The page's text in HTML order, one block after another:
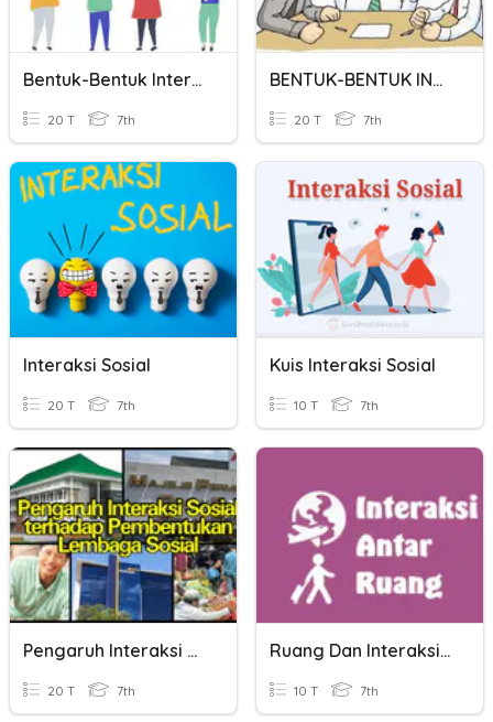
Bentuk-Bentuk Interaksi Sosial
20 T 7th
BENTUK-BENTUK INTERAKSI
20 T 7th
Interaksi Sosial
20 T 7th
Kuis Interaksi Sosial
10 T 7th
Pengaruh Interaksi Sosial
20 T 7th
Ruang Dan Interaksi Antarruang
10 T 7th